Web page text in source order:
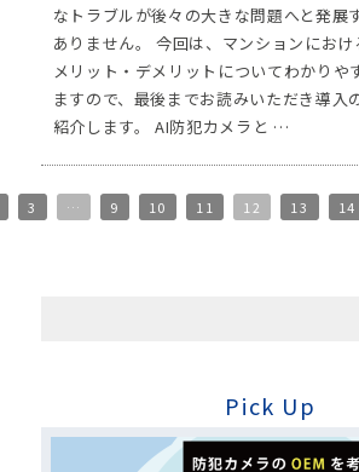
なトラブルが後々の大きな問題へと発展
ありません。 今回は、マンションにお
メリット・デメリットについてわかりや
ますので、最後までお読みいただき導入
紹介します。 AI防犯カメラと …
3 … 9 10 11 12 13 14
Pick Up